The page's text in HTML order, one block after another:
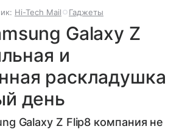
Hi-Tech Mail Гаджеты
Galaxy Z
и
раскладушка
день
Galaxy Z Flip8 компания не